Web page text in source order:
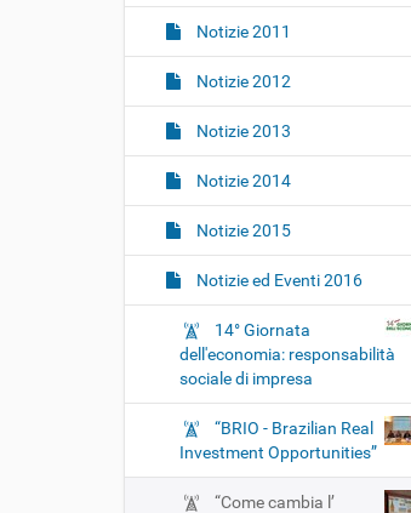
Notizie 2011
Notizie 2012
Notizie 2013
Notizie 2014
Notizie 2015
Notizie ed Eventi 2016
14° Giornata
dell'economia: responsabilità
sociale di impresa
“BRIO - Brazilian Real
Investment Opportunities”
“Come cambia l’